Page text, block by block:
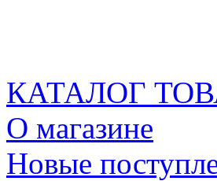
КАТАЛОГ
О магазине
Новые